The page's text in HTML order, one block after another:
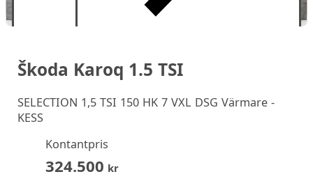
Škoda Karoq 1.5 TSI
SELECTION 1,5 TSI 150 HK 7 VXL DSG Värmare -
KESS
Kontantpris
324.500 kr